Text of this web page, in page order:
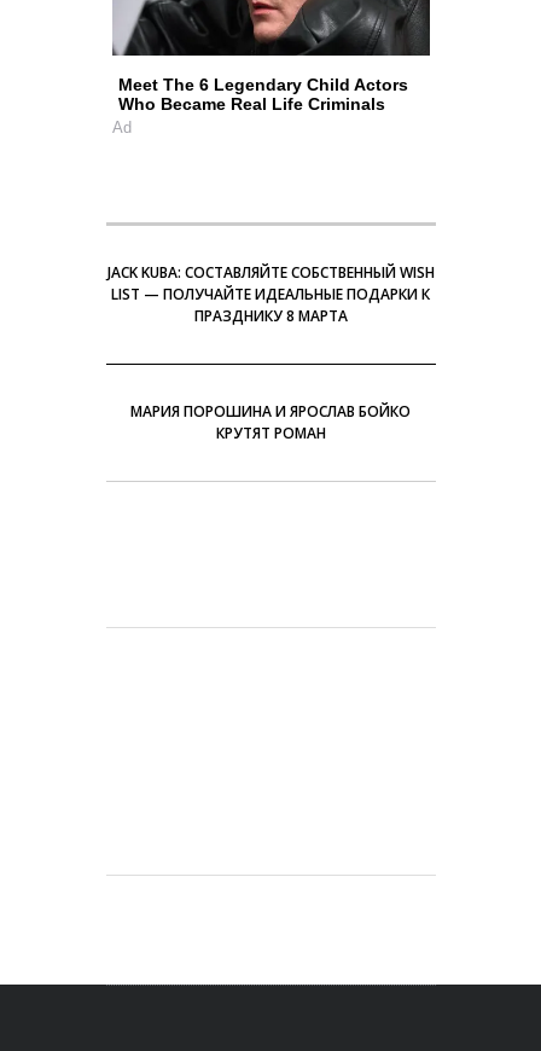
Meet The 6 Legendary Child Actors
Who Became Real Life Criminals
Ad
JACK KUBA: СОСТАВЛЯЙТЕ СОБСТВЕННЫЙ WISH
LIST — ПОЛУЧАЙТЕ ИДЕАЛЬНЫЕ ПОДАРКИ К
ПРАЗДНИКУ 8 МАРТА
МАРИЯ ПОРОШИНА И ЯРОСЛАВ БОЙКО
КРУТЯТ РОМАН